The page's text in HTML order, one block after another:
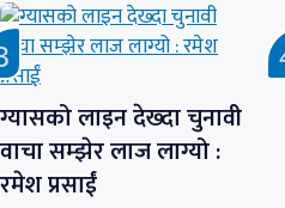
ग्यासको लाइन देख्दा चुनावी
वाचा सम्झेर लाज लाग्यो :
रमेश प्रसाईं